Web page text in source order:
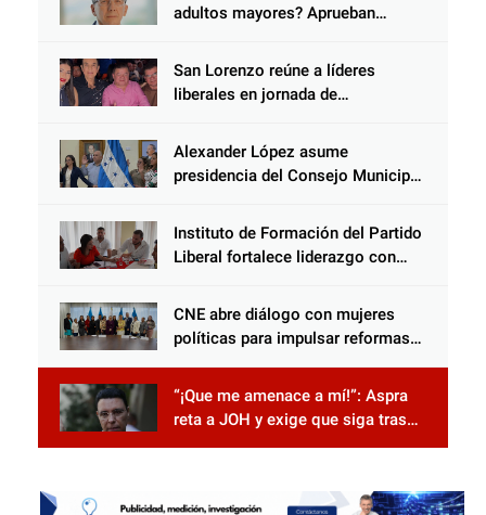
adultos mayores? Aprueban
Salomón Nazar para fortalecer su
protección en Honduras
San Lorenzo reúne a líderes
liberales en jornada de
Alexander López asume
presidencia del Consejo Municipal
Censo Nacional 2026
Instituto de Formación del Partido
Liberal fortalece liderazgo con
CNE abre diálogo con mujeres
políticas para impulsar reformas
“¡Que me amenace a mí!”: Aspra
reta a JOH y exige que siga tras
las rejas